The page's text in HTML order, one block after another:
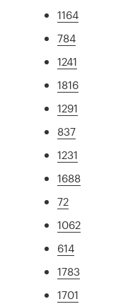
1164
784
1241
1816
1291
837
1231
1688
72
1062
614
1783
1701